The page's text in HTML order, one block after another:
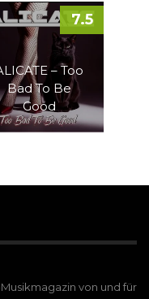
– Too
Bad To Be
Good
7.5
von und für